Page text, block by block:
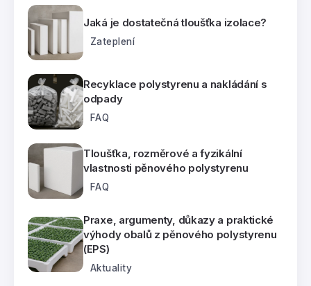
Jaká je dostatečná tloušťka izolace?
Zateplení
Recyklace polystyrenu a nakládání s
odpady
FAQ
Tloušťka, rozměrové a fyzikální
vlastnosti pěnového polystyrenu
FAQ
Praxe, argumenty, důkazy a praktické
výhody obalů z pěnového polystyrenu
(EPS)
Aktuality